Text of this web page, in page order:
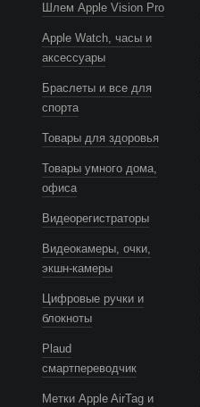
Шлем Apple Vision Pro
Apple Watch, часы и
аксессуары
Браслеты и все для
спорта
Товары для здоровья
Товары умного дома,
офиса
Видеорегистраторы
Видеокамеры, очки,
экшн-камеры
Цифровые ручки и
блокноты
Plaud
смартпереводчик
Метки Apple AirTag и